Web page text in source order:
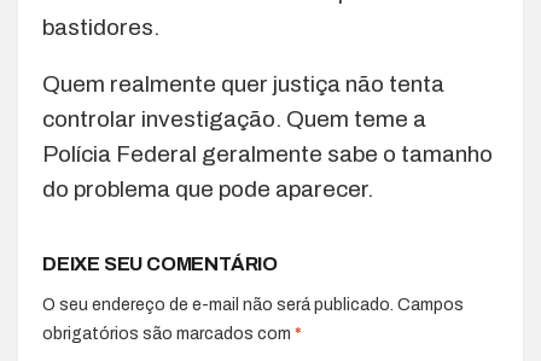
bastidores.
Quem realmente quer justiça não tenta
controlar investigação. Quem teme a
Polícia Federal geralmente sabe o tamanho
do problema que pode aparecer.
DEIXE SEU COMENTÁRIO
O seu endereço de e-mail não será publicado. Campos
obrigatórios são marcados com *